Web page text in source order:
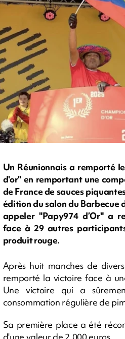
Un Réunionnais a remporté
d'or" en remportant une
de France de sauces
édition du salon du Barbecue
appeler "Papy974 d’Or" a
face à 29 autres
produit rouge.
Après huit manches de
remporté la victoire face à
Une victoire qui a
consommation régulière de
Sa première place a été
d'une valeur de 2.000 euros.